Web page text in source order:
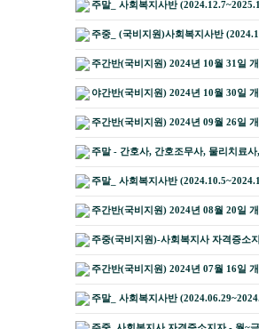
주말_ 사회복지사반
주중_ (국비지원)사회복지사반
주간반(국비지원) 2024년 10월 31일
야간반(국비지원) 2024년 10월 30일
주간반(국비지원) 2024년 09월 26일
주말 - 간호사, 간호조무사, 물리치료
주말_ 사회복지사반
주간반(국비지원) 2024년 08월 20일
주중(국비지원)-사회복지사 자격증소
주간반(국비지원) 2024년 07월 16일
주말_ 사회복지사반